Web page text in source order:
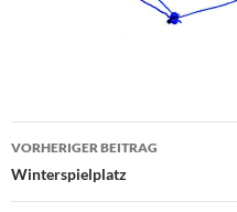
Beitragsnavigation
VORHERIGER BEITRAG
Winterspielplatz